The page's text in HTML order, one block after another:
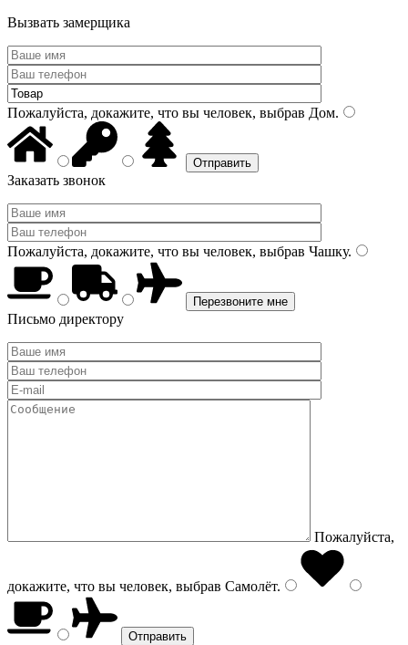
Вызвать замерщика
Пожалуйста, докажите, что вы человек, выбрав Дом.
Заказать звонок
Пожалуйста, докажите, что вы человек, выбрав Чашку.
Письмо директору
Пожалуйста,
докажите, что вы человек, выбрав Самолёт.